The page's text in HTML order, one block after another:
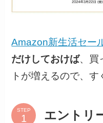
Amazon新生活セー
だけしておけば、買
トが増えるので、す
STEP エントリ